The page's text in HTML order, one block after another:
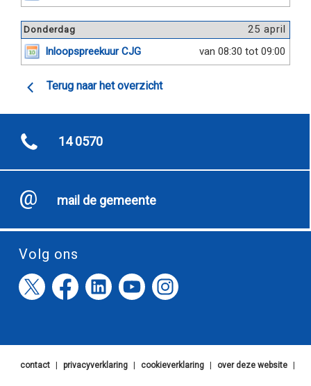
25 april
Donderdag
van 08:30 tot 09:00
Inloopspreekuur CJG
Terug naar het overzicht
14 0570
mail de gemeente
Volg ons
contact privacyverklaring cookieverklaring over deze website